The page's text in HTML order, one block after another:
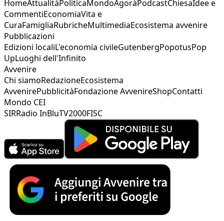
HomeAttualitàPoliticaMondoAgoràPodcastChiesaIdee e
CommentiEconomiaVita e
CuraFamigliaRubricheMultimediaEcosistema avvenire
Pubblicazioni
Edizioni localiL'economia civileGutenbergPopotusPop
UpLuoghi dell'Infinito
Avvenire
Chi siamoRedazioneEcosistema
AvvenirePubblicitàFondazione AvvenireShopContatti
Mondo CEI
SIRRadio InBluTV2000FISC